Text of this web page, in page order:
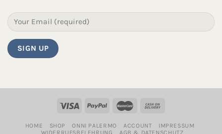
HOME SHOP ONNI PALERMO ACCOUNT
IMPRESSUM
WIDERRUFSBELEHRUNG
AGB & DATENSCHUTZ